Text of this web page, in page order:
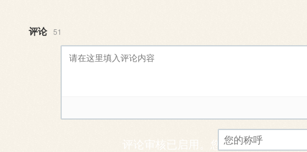
评论 51
评论审核已启用。您的评论可能需要